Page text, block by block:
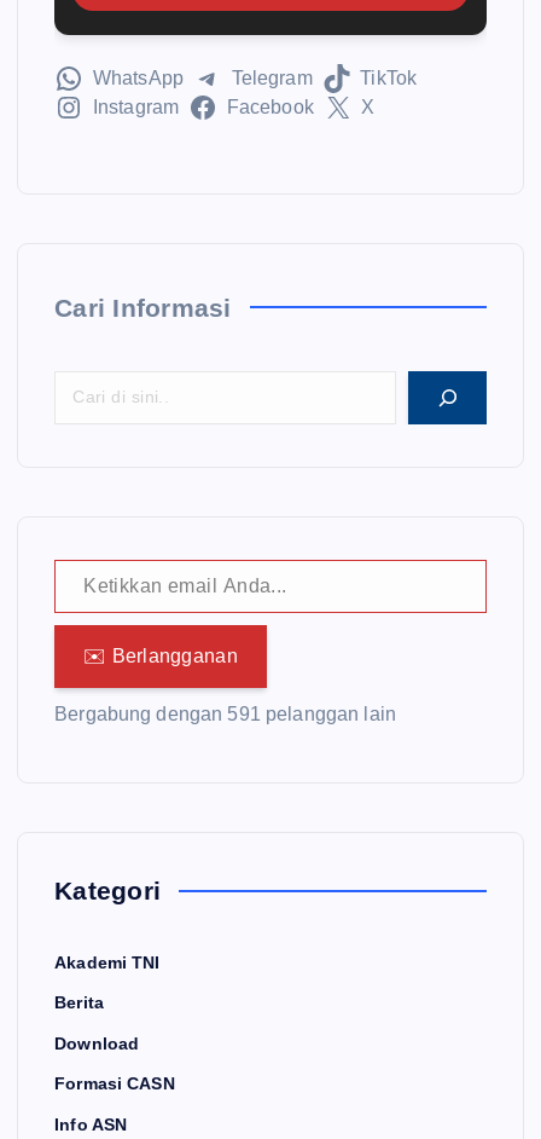
WhatsApp Telegram
TikTok
Instagram
Facebook X
Cari Informasi
Ketikkan email Anda...
✉️ Berlangganan
Bergabung dengan 591 pelanggan lain
Kategori
Akademi TNI
Berita
Download
Formasi CASN
Info ASN